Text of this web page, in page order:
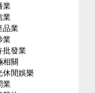
業
業
品業
業
批發業
相關
休閒娛樂
業